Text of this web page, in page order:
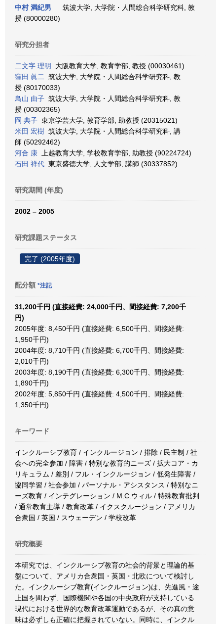
中村 満紀男
筑波大学, 大学院・人間総合科学研究科, 教
授 (80000280)
研究分担者
二文字 理明
大阪教育大学, 教育学部, 教授 (00030461)
窪田 眞二
筑波大学, 大学院・人間総合科学研究科, 教
授 (80170033)
鳥山 由子 筑波大学, 大学院・人間総合科学研究科, 教
授 (00302365)
岡 典子 東京学芸大学, 教育学部, 助教授 (20315021)
米田 宏樹 筑波大学, 大学院・人間総合科学研究科, 講
師 (50292462)
河合 康 上越教育大学, 学校教育学部, 助教授 (90224724)
石田 祥代 東京盛徳大学, 人文学部, 講師 (30337852)
研究期間 (年度)
2002 – 2005
研究課題ステータス
完了 (2005年度)
配分額 *注記
31,200千円 (直接経費: 24,000千円、間接経費: 7,200千
円)
2005年度: 8,450千円 (直接経費: 6,500千円、間接経費:
1,950千円)
2004年度: 8,710千円 (直接経費: 6,700千円、間接経費:
2,010千円)
2003年度: 8,190千円 (直接経費: 6,300千円、間接経費:
1,890千円)
2002年度: 5,850千円 (直接経費: 4,500千円、間接経費:
1,350千円)
キーワード
インクルーシブ教育 / インクルージョン / 排除 / 民主制 / 社
会への完全参加 / 障害 / 特別な教育的ニーズ / 拡大コア・カ
リキュラム / 差別 / フル・インクルージョン / 低発生障害 /
協同学習 / 社会参加 / パーソナル・アシスタンス / 特別なニ
ーズ教育 / インテグレーション / M.C.ウィル / 特殊教育批判
/ 通常教育主導 / 教育改革 / イクスクルージョン / アメリカ
合衆国 / 英国 / スウェーデン / 学校改革
研究概要
本研究では、インクルーシブ教育の社会的背景と理論的基
盤について、アメリカ合衆国・英国・北欧について検討し
た。インクルーシブ教育(インクルージョン)は、先進風・途
上国を間わず、国際機関や各国の中央政府が支持している
現代における世界的な教育改革運動であるが、その真の意
味は必ずしも正確に把握されていない。同時に、インクル